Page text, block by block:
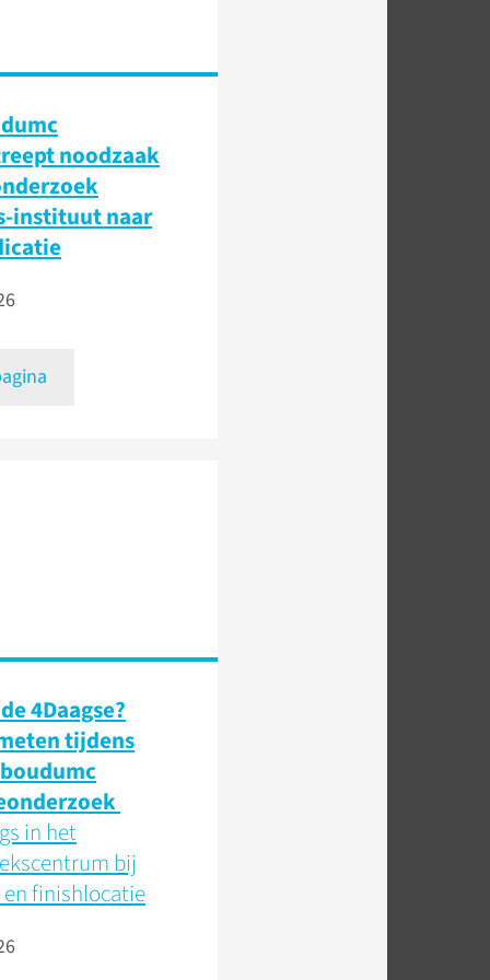
noodzaak
instituut naar
4Daagse?
tijdens
in het
bij
finishlocatie